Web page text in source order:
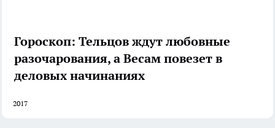
Гороскоп: Тельцов ждут любовные
разочарования, а Весам повезет в
деловых начинаниях
2017